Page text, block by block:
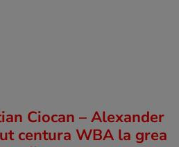
Ciocan – Alexander
centura WBA la grea